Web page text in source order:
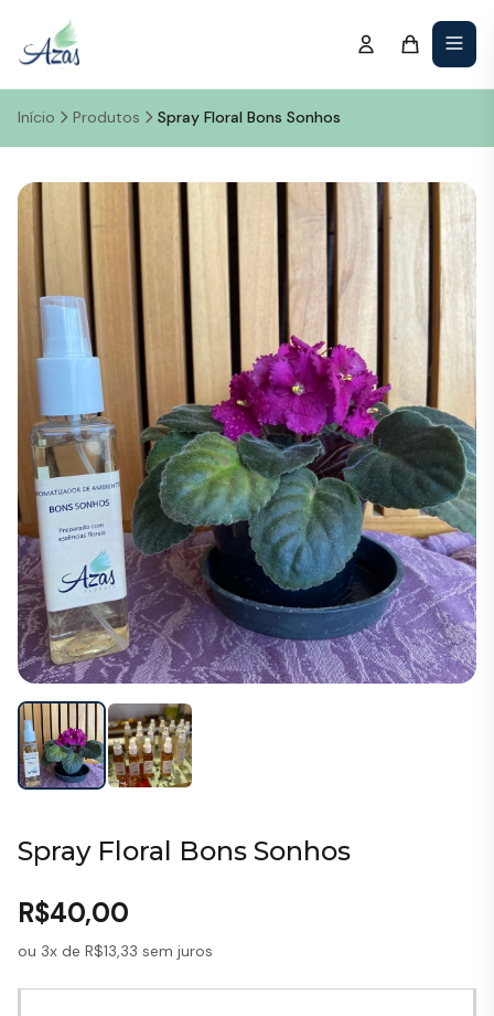
Início Produtos Spray Floral Bons Sonhos
Spray Floral Bons Sonhos
R$40,00
ou 3x de R$13,33 sem juros